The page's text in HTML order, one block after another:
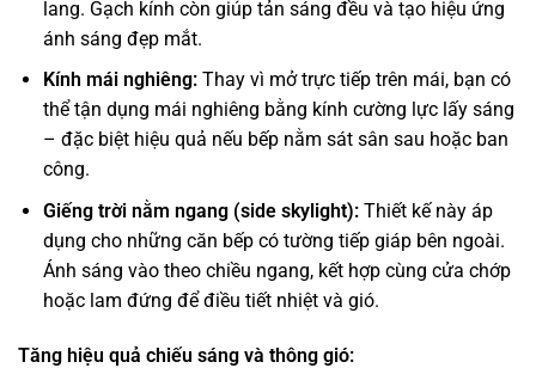
lang. Gạch kính còn giúp tản sáng đều và tạo hiệu ứng
ánh sáng đẹp mắt.
Kính mái nghiêng:Thay vì mở trực tiếp trên mái, bạn có
thể tận dụng mái nghiêng bằng kính cường lực lấy sáng
– đặc biệt hiệu quả nếu bếp nằm sát sân sau hoặc ban
công.
Giếng trời nằm ngang (side skylight):Thiết kế này áp
dụng cho những căn bếp có tường tiếp giáp bên ngoài.
Ánh sáng vào theo chiều ngang, kết hợp cùng cửa chớp
hoặc lam đứng để điều tiết nhiệt và gió.
Tăng hiệu quả chiếu sáng và thông gió: